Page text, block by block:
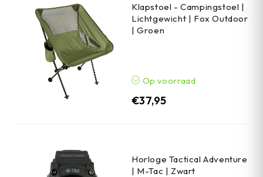
Klapstoel - Campingstoel |
Lichtgewicht | Fox Outdoor
| Groen
Op voorraad
€37,95
Horloge Tactical Adventure
| M-Tac | Zwart